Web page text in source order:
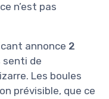
n’est pas
annonce 2
senti de
Les boules
prévisible, que ce